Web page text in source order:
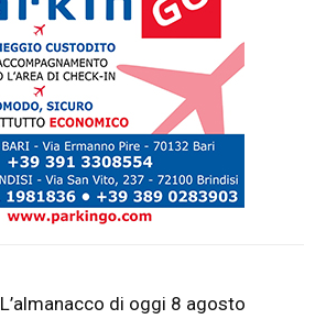
L’almanacco di oggi 8 agosto